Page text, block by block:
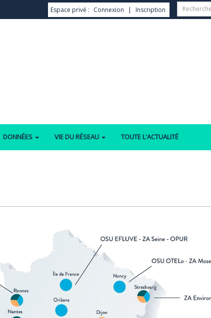
Espace privé : Connexion Inscription
DONNÉES VIE DU RÉSEAU TOUTE L'ACTUALITÉ